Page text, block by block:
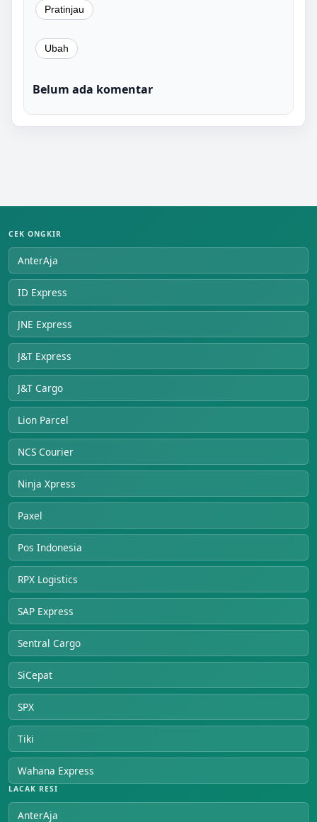
Belum ada komentar
CEK ONGKIR
AnterAja
ID Express
JNE Express
J&T Express
J&T Cargo
Lion Parcel
NCS Courier
Ninja Xpress
Paxel
Pos Indonesia
RPX Logistics
SAP Express
Sentral Cargo
SiCepat
SPX
Tiki
Wahana Express
LACAK RESI
AnterAja